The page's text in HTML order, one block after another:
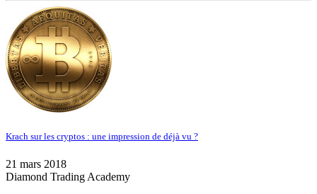
Krach sur les cryptos : une impression de déjà vu ?
21 mars 2018
Diamond Trading Academy